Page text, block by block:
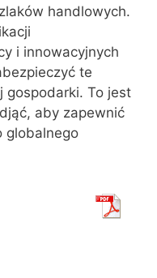
handlowych.
i innowacyjnych
te
gospodarki. To jest
aby zapewnić
globalnego